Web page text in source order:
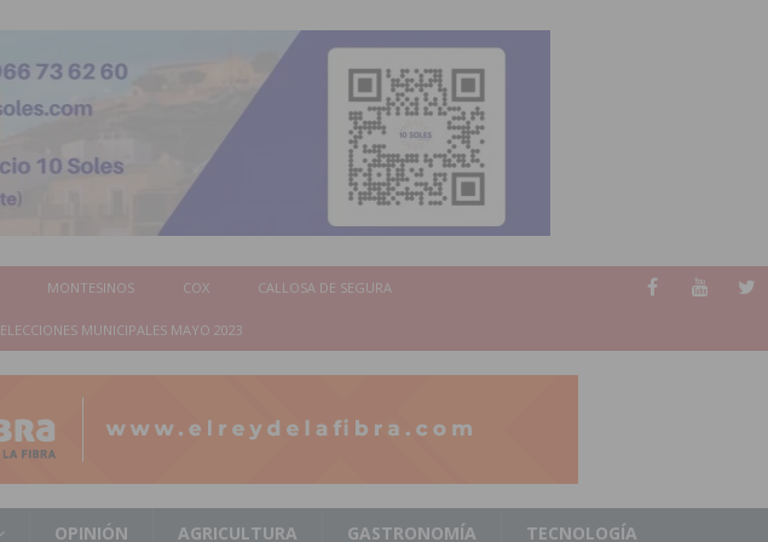
MONTESINOS COX CALLOSA DE SEGURA
ELECCIONES MUNICIPALES MAYO 2023
OPINIÓN AGRICULTURA GASTRONOMÍA TECNOLOGÍA